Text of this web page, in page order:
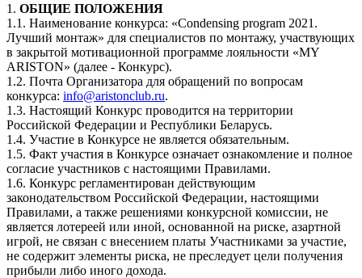
1. ОБЩИЕ ПОЛОЖЕНИЯ
1.1. Наименование конкурса: «Condensing program 2021.
Лучший монтаж» для специалистов по монтажу, участвующих
в закрытой мотивационной программе лояльности «MY
ARISTON» (далее - Конкурс).
1.2. Почта Организатора для обращений по вопросам
конкурса: info@aristonclub.ru.
1.3. Настоящий Конкурс проводится на территории
Российской Федерации и Республики Беларусь.
1.4. Участие в Конкурсе не является обязательным.
1.5. Факт участия в Конкурсе означает ознакомление и полное
согласие участников с настоящими Правилами.
1.6. Конкурс регламентирован действующим
законодательством Российской Федерации, настоящими
Правилами, а также решениями конкурсной комиссии, не
является лотереей или иной, основанной на риске, азартной
игрой, не связан с внесением платы Участниками за участие,
не содержит элементы риска, не преследует цели получения
прибыли либо иного дохода.